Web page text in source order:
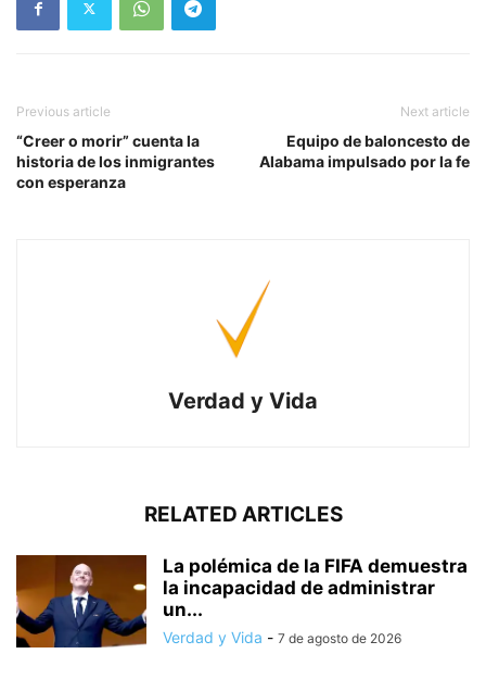
Previous article
“Creer o morir” cuenta la
historia de los inmigrantes
con esperanza
Next article
Equipo de baloncesto de
Alabama impulsado por la fe
Verdad y Vida
RELATED ARTICLES
La polémica de la FIFA demuestra
la incapacidad de administrar
un...
Verdad y Vida - 7 de agosto de 2026